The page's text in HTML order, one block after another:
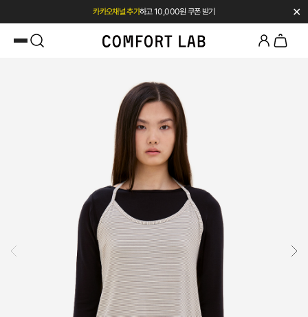
첫 구매 전용 혜택 l 베스트셀러 50% OFF
✕